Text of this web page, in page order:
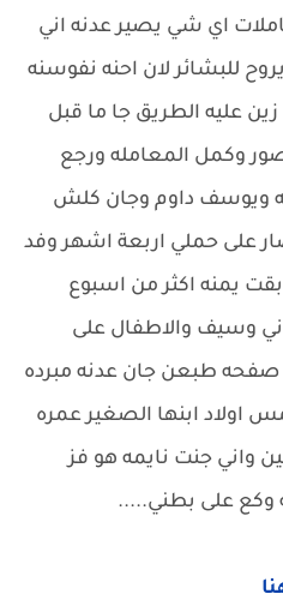
اي شي يصير عدنه اني
للبشائر لان احنه نفوسنه
عليه الطريق جا ما قبل
وكمل المعامله ورجع
ويوسف داوم وجان كلش
على حملي اربعة اشهر وفد
يمنه اكثر من اسبوع
وسيف والاطفال على
طبعن جان عدنه مبرده
اولاد ابنها الصغير عمره
جنت نايمه هو فز
وكع على بطني.....